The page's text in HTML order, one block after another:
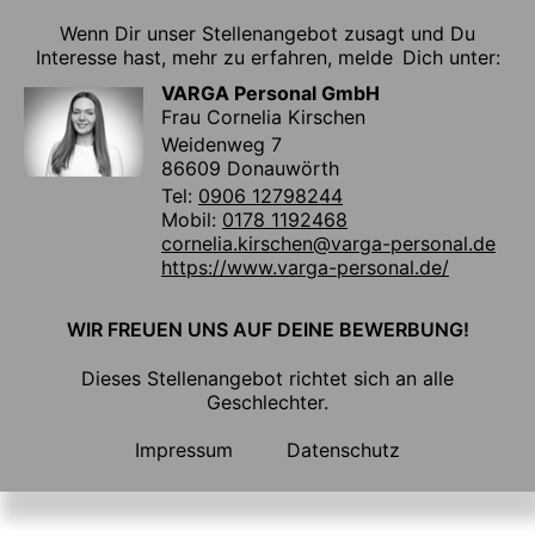
Wenn Dir unser Stellenangebot zusagt und Du
Interesse hast, mehr zu erfahren, melde Dich unter:
VARGA Personal GmbH
Frau Cornelia Kirschen
Weidenweg 7
86609 Donauwörth
Tel: 0906 12798244
Mobil: 0178 1192468
cornelia.kirschen@varga-personal.de
https://www.varga-personal.de/
WIR FREUEN UNS AUF DEINE BEWERBUNG!
Dieses Stellenangebot richtet sich an alle
Geschlechter.
Impressum
Datenschutz